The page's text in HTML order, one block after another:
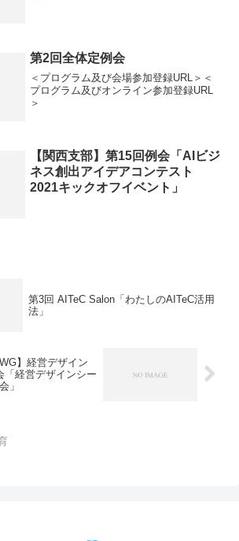
第2回全体定例会
＜プログラム及び会場参加登録URL＞＜
プログラム及びオンライン参加登録URL
＞
【関西支部】第15回例会「AIビジ
ネス創出アイデアコンテスト
2021キックオフイベント」
第3回 AITeC Salon「わたしのAITeC活用
法」
】経営デザイン
経営デザインシー
」